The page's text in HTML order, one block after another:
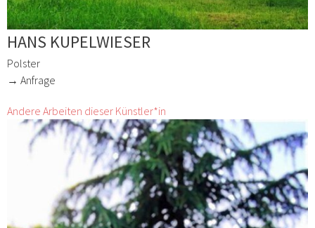
HANS KUPELWIESER
Polster
→ Anfrage
Andere Arbeiten dieser Künstler*in